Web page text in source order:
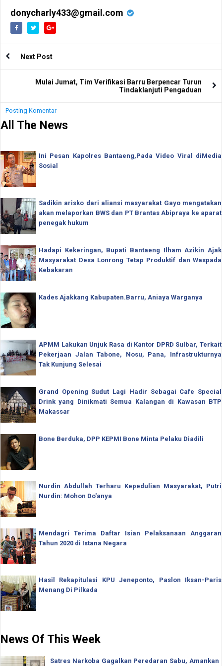
donycharly433@gmail.com
Next Post
Mulai Jumat, Tim Verifikasi Barru Berpencar Turun
Tindaklanjuti Pengaduan
Posting Komentar
All The News
Ini Pesan Kapolres Bantaeng,Pada Video Viral diMedia
Sosial
Sadikin arisko dari aliansi masyarakat Gayo mengatakan
akan melaporkan BWS dan PT Brantas Abipraya ke aparat
penegak hukum
Hadapi Kekeringan, Bupati Bantaeng Ilham Azikin Ajak
Masyarakat Desa Lonrong Tetap Produktif dan Waspada
Kebakaran
Kades Ajakkang Kabupaten.Barru, Aniaya Warganya
APMM Lakukan Unjuk Rasa di Kantor DPRD Sulbar, Terkait
Pekerjaan Jalan Tabone, Nosu, Pana, Infrastrukturnya
Tak Kunjung Selesai
Grand Opening Sudut Lagi Hadir Sebagai Cafe Special
Drink yang Dinikmati Semua Kalangan di Kawasan BTP
Makassar
Bone Berduka, DPP KEPMI Bone Minta Pelaku Diadili
Nurdin Abdullah Terharu Kepedulian Masyarakat, Putri
Nurdin: Mohon Do'anya
Mendagri Terima Daftar Isian Pelaksanaan Anggaran
Tahun 2020 di Istana Negara
Hasil Rekapitulasi KPU Jeneponto, Paslon Iksan-Paris
Menang Di Pilkada
News Of This Week
Satres Narkoba Gagalkan Peredaran Sabu, Amankan